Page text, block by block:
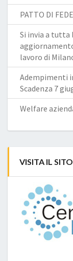
PATTO DI
Si invia a
lavoro di
Adempimenti
Scadenza 7
Welfare
VISITA IL